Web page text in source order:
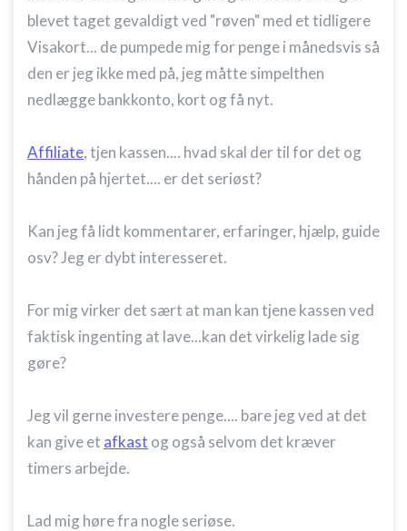
blevet taget gevaldigt ved "røven" med et tidligere
Visakort... de pumpede mig for penge i månedsvis så
den er jeg ikke med på, jeg måtte simpelthen
nedlægge bankkonto, kort og få nyt.
Affiliate, tjen kassen.... hvad skal der til for det og
hånden på hjertet.... er det seriøst?
Kan jeg få lidt kommentarer, erfaringer, hjælp, guide
osv? Jeg er dybt interesseret.
For mig virker det sært at man kan tjene kassen ved
faktisk ingenting at lave...kan det virkelig lade sig
gøre?
Jeg vil gerne investere penge.... bare jeg ved at det
kan give et afkast og også selvom det kræver
timers arbejde.
Lad mig høre fra nogle seriøse.